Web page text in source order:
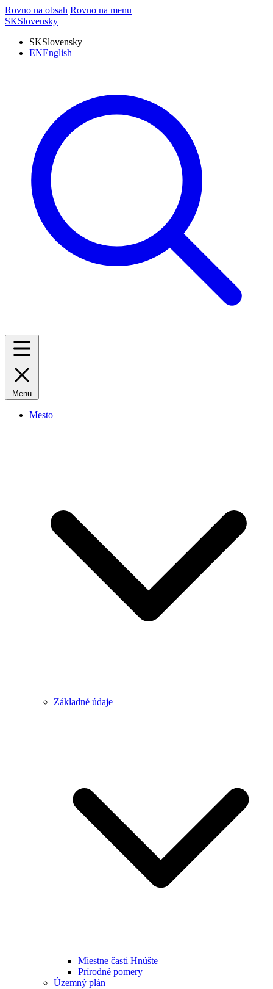
Rovno na obsah Rovno na menu
SKSlovensky
SKSlovensky
ENEnglish
Menu
Mesto
Základné údaje
Miestne časti Hnúšte
Prírodné pomery
Územný plán